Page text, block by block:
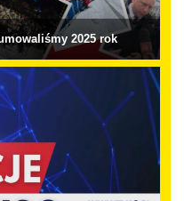
2025 rok